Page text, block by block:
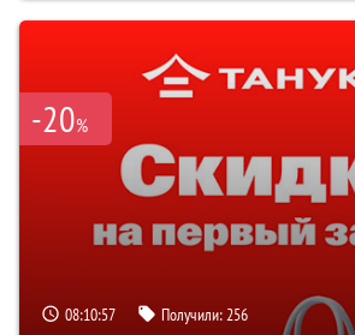
-20%
08:10:57 Получили:256